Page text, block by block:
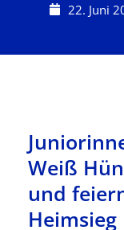
22. Juni
Weiß
und
Heimsieg